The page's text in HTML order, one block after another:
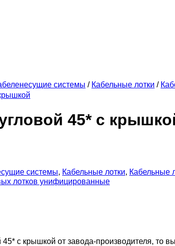
системы / Кабельные лотки /
45* с
системы, Кабельные лотки, Кабельные
лотков унифицированные
с крышкой от завода-производителя, то